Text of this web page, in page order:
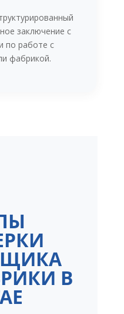
заключение с
по работе с
фабрикой.
В